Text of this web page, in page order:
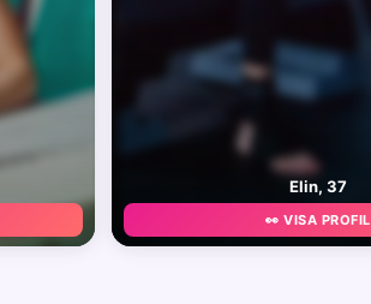
Elin, 37
👀 VISA PROFIL